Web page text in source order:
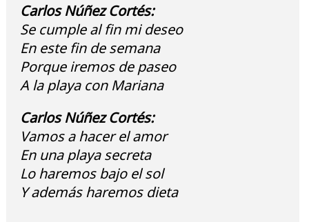
Carlos Núñez Cortés:
Se cumple al fin mi deseo
En este fin de semana
Porque iremos de paseo
A la playa con Mariana
Carlos Núñez Cortés:
Vamos a hacer el amor
En una playa secreta
Lo haremos bajo el sol
Y además haremos dieta